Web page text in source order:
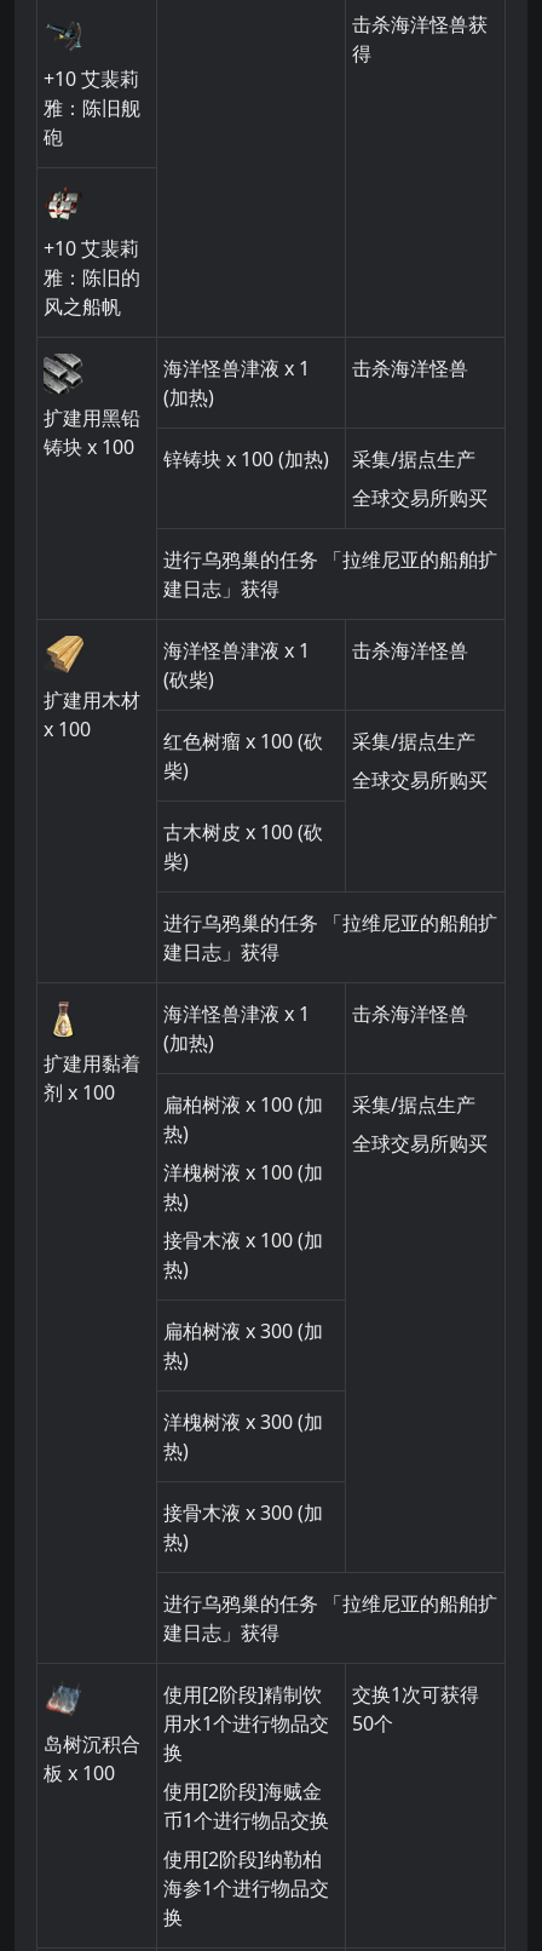
击杀海洋怪兽获
得
+10艾裴莉
雅：陈旧舰
砲
+10艾裴莉
雅：陈旧的
风之船帆
扩建用黑铅
铸块x 100
海洋怪兽津液 x 1
(加热)
击杀海洋怪兽
锌铸块x 100 (加热)
采集/据点生产
全球交易所购买
进行乌鸦巢的任务 「拉维尼亚的船舶扩
建日志」获得
扩建用木材
x 100
海洋怪兽津液 x 1
(砍柴)
击杀海洋怪兽
红色树瘤x 100 (砍
柴)
采集/据点生产
全球交易所购买
古木树皮 x 100 (砍
柴)
进行乌鸦巢的任务 「拉维尼亚的船舶扩
建日志」获得
扩建用黏着
剂 x 100
海洋怪兽津液 x 1
(加热)
击杀海洋怪兽
扁柏树液 x 100(加
热)
洋槐树液 x 100(加
热)
接骨木液 x 100(加
热)
采集/据点生产
全球交易所购买
扁柏树液 x 300(加
热)
洋槐树液 x 300(加
热)
接骨木液 x 300(加
热)
进行乌鸦巢的任务 「拉维尼亚的船舶扩
建日志」获得
岛树沉积合
板 x 100
使用[2阶段]精制饮
用水1个进行物品交
换
使用[2阶段]海贼金
币1个进行物品交换
使用[2阶段]纳勒柏
海参1个进行物品交
换
交换1次可获得
50个